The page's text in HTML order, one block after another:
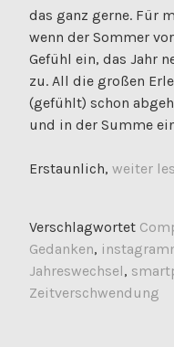
das ganz gerne. Für
wenn der Sommer
Gefühl ein, das Jahr
zu. All die großen
(gefühlt) schon
und in der Summe
Erstaunlich, weiter
Verschlagwortet
Gedanken,
Jahreswechsel,
Zeitverschwendung